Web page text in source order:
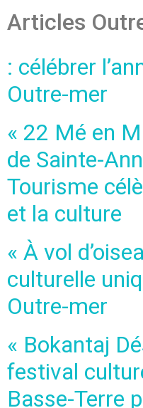
Articles
: célébrer
Outre-mer
« 22 Mé en
de Sainte-
Tourisme
et la culture
« À vol
culturelle
Outre-mer
« Bokantaj
festival
Basse-Terre